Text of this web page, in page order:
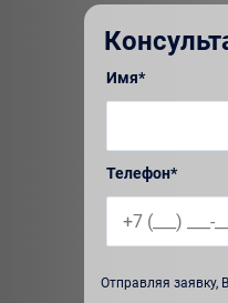
Имя*
Телефон*
Отправляя заявку,